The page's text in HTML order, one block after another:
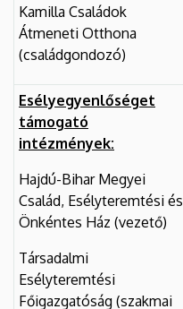
Kamilla Családok
Átmeneti Otthona
(családgondozó)
Esélyegyenlőséget
támogató
intézmények:
Hajdú-Bihar Megyei
Család, Esélyteremtési és
Önkéntes Ház (vezető)
Társadalmi
Esélyteremtési
Főigazgatóság (szakmai